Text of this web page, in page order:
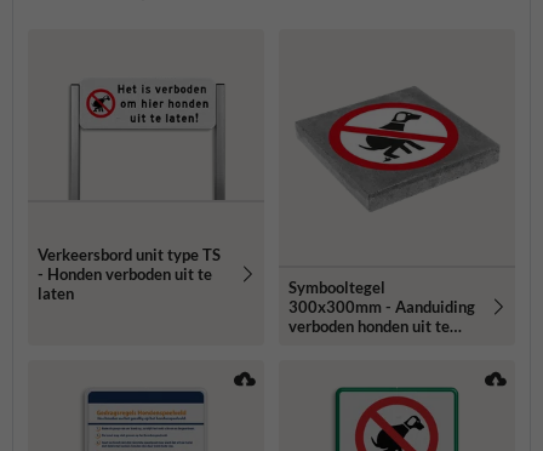
Verkeersbord unit type TS
- Honden verboden uit te
laten
Symbooltegel
300x300mm - Aanduiding
verboden honden uit te